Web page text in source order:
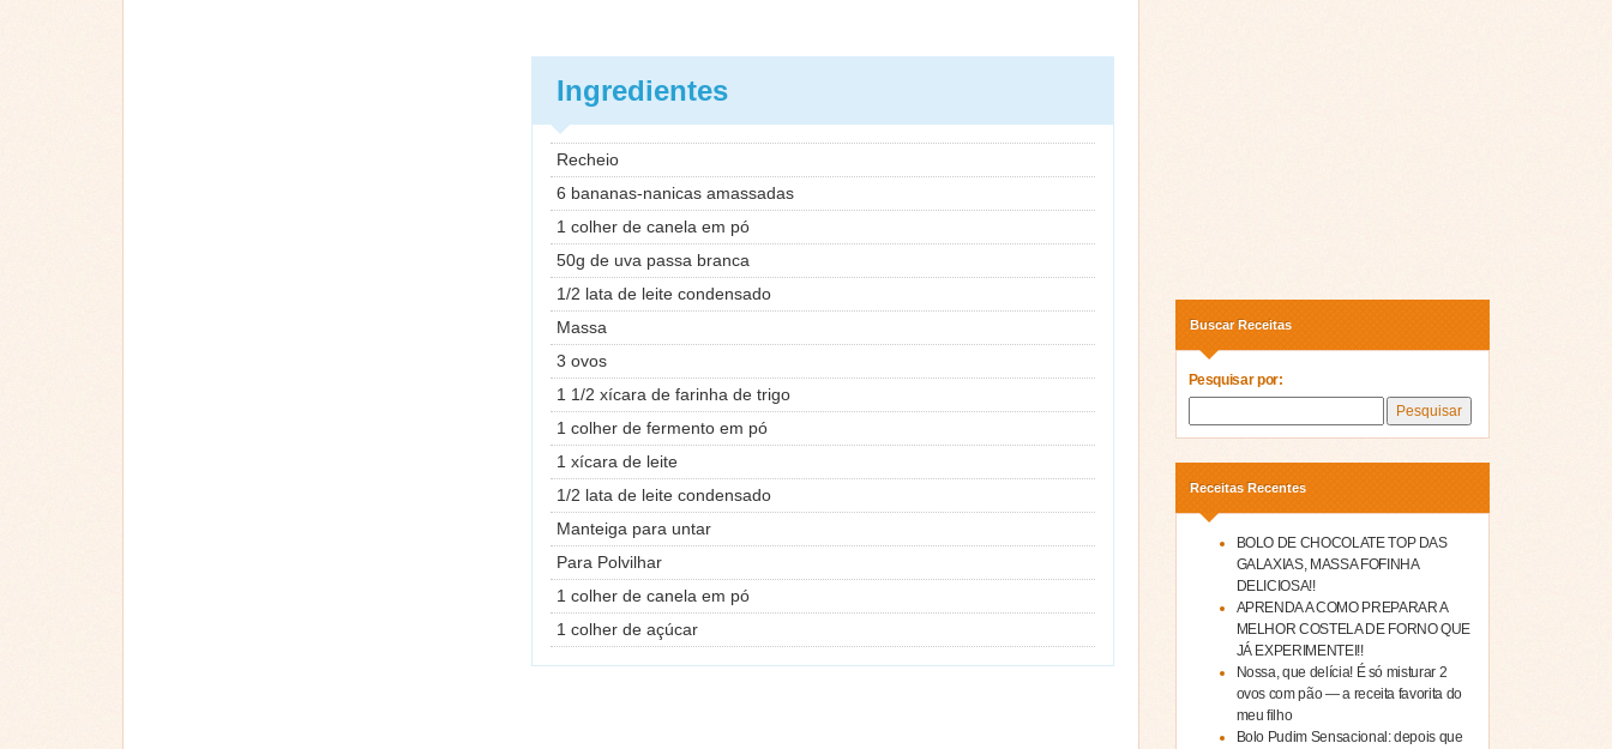
Ingredientes
Recheio
6 bananas-nanicas amassadas
1 colher de canela em pó
50g de uva passa branca
1/2 lata de leite condensado
Massa
3 ovos
1 1/2 xícara de farinha de trigo
1 colher de fermento em pó
1 xícara de leite
1/2 lata de leite condensado
Manteiga para untar
Para Polvilhar
1 colher de canela em pó
1 colher de açúcar
Buscar Receitas
Pesquisar por:
Receitas Recentes
BOLO DE CHOCOLATE TOP DAS
GALAXIAS, MASSA FOFINHA
DELICIOSA!!
APRENDA A COMO PREPARAR A
MELHOR COSTELA DE FORNO QUE
JÁ EXPERIMENTEI!!
Nossa, que delícia! É só misturar 2
ovos com pão — a receita favorita do
meu filho
Bolo Pudim Sensacional: depois que